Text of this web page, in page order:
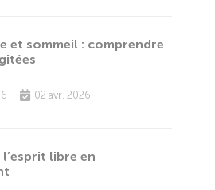
et sommeil : comprendre
02 avr. 2026
l’esprit libre en